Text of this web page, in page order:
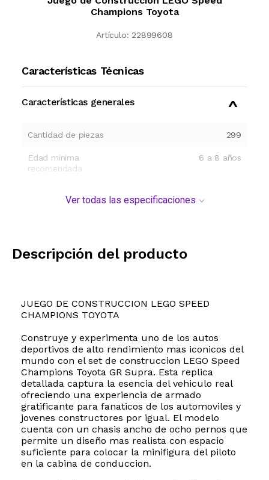
Champions Toyota
Artículo: 22899608
Características Técnicas
Características generales
Cantidad de piezas 299
Edad minima
recomendada
6 a 8 años
Ver todas las especificaciones
Descripción del producto
JUEGO DE CONSTRUCCION LEGO SPEED
CHAMPIONS TOYOTA
Construye y experimenta uno de los autos
deportivos de alto rendimiento mas iconicos del
mundo con el set de construccion LEGO Speed
Champions Toyota GR Supra. Esta replica
detallada captura la esencia del vehiculo real
ofreciendo una experiencia de armado
gratificante para fanaticos de los automoviles y
jovenes constructores por igual. El modelo
cuenta con un chasis ancho de ocho pernos que
permite un diseño mas realista con espacio
suficiente para colocar la minifigura del piloto
en la cabina de conduccion.